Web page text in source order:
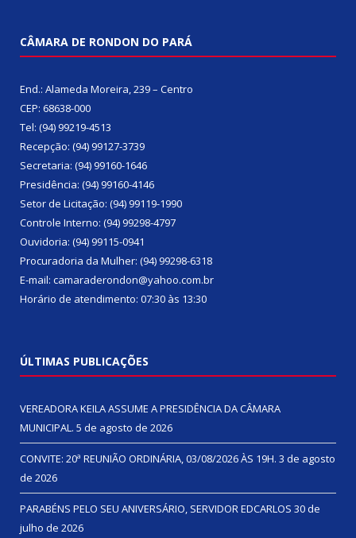
CÂMARA DE RONDON DO PARÁ
End.: Alameda Moreira, 239 – Centro
CEP: 68638-000
Tel: (94) 99219-4513
Recepção: (94) 99127-3739
Secretaria: (94) 99160-1646
Presidência: (94) 99160-4146
Setor de Licitação: (94) 99119-1990
Controle Interno: (94) 99298-4797
Ouvidoria: (94) 99115-0941
Procuradoria da Mulher: (94) 99298-6318
E-mail: camaraderondon@yahoo.com.br
Horário de atendimento: 07:30 às 13:30
ÚLTIMAS PUBLICAÇÕES
VEREADORA KEILA ASSUME A PRESIDÊNCIA DA CÂMARA
MUNICIPAL. 5 de agosto de 2026
CONVITE: 20ª REUNIÃO ORDINÁRIA, 03/08/2026 ÀS 19H. 3 de agosto
de 2026
PARABÉNS PELO SEU ANIVERSÁRIO, SERVIDOR EDCARLOS 30 de
julho de 2026